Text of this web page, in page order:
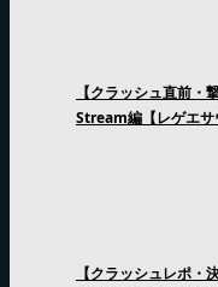
【クラッシュ直前
Stream編【レゲエサ
【クラッシュレポ・